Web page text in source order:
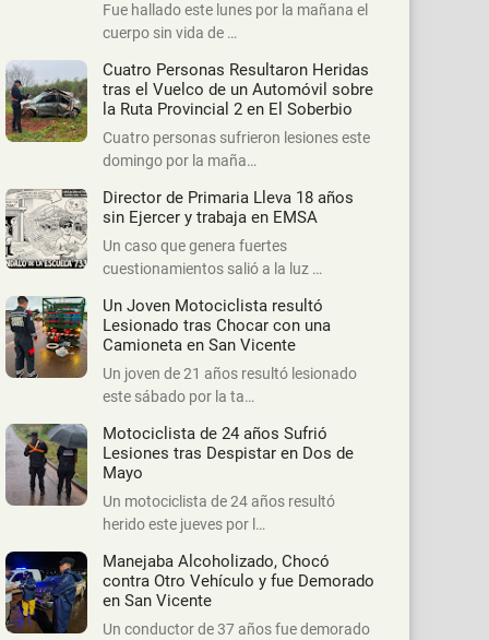
Fue hallado este lunes por la mañana el
cuerpo sin vida de …
Cuatro Personas Resultaron Heridas
tras el Vuelco de un Automóvil sobre
la Ruta Provincial 2 en El Soberbio
Cuatro personas sufrieron lesiones este
domingo por la maña…
Director de Primaria Lleva 18 años
sin Ejercer y trabaja en EMSA
Un caso que genera fuertes
cuestionamientos salió a la luz …
Un Joven Motociclista resultó
Lesionado tras Chocar con una
Camioneta en San Vicente
Un joven de 21 años resultó lesionado
este sábado por la ta…
Motociclista de 24 años Sufrió
Lesiones tras Despistar en Dos de
Mayo
Un motociclista de 24 años resultó
herido este jueves por l…
Manejaba Alcoholizado, Chocó
contra Otro Vehículo y fue Demorado
en San Vicente
Un conductor de 37 años fue demorado